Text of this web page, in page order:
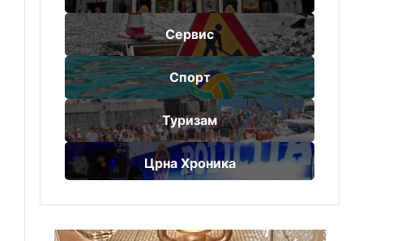
Сервис
Спорт
Туризам
Црна Хроника